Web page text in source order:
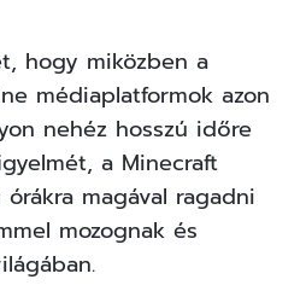
hogy miközben a
médiaplatformok azon
nehéz hosszú időre
a Minecraft
magával ragadni
mozognak és